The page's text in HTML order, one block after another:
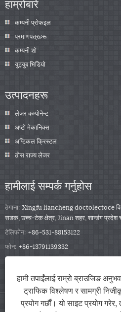
कम्पनी प्रोफइल
प्रमाणपत्रहरू
कम्पनी शो
युट्युब भिडियो
उत्पादनहरू
लेजर कम्पोनेन्ट
अप्टो मेकानिक्स
अप्टिकल क्रिस्टल
ठोस राज्य लेजर
हामीलाई सम्पर्क गर्नुहोस
ठेगाना: Xingfu liancheng doctolectoce
सडक, उच्च-टेक क्षेत्र, Jinan शहर, शान्डंग प्रदेश
टेलिफोन: +86-531-88153122
फोन: +86-13791139332
इमेल:
हामी तपाईंलाई राम्रो ब्राउजिङ
ट्राफिक विश्लेषण र सामग्री
प्रयोग गर्छौं। यो साइट प्रयोग